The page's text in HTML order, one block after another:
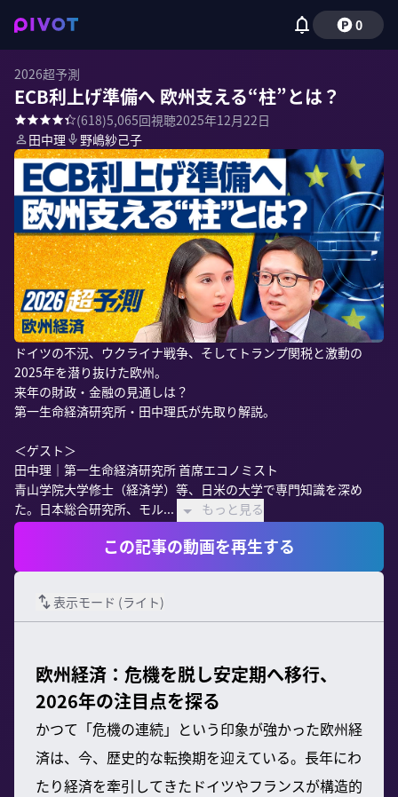
0
2026超予測
ECB利上げ準備へ 欧州支える“柱”とは？
(618)5,065回視聴2025年12月22日
田中理
野嶋紗己子
ドイツの不況、ウクライナ戦争、そしてトランプ関税と激動の
2025年を潜り抜けた欧州。
来年の財政・金融の見通しは？
第一生命経済研究所・田中理氏が先取り解説。
＜ゲスト＞
田中理｜第一生命経済研究所 首席エコノミスト
青山学院大学修士（経済学）等、日米の大学で専門知識を深め
た。日本総合研究所、モル...
もっと見る
この記事の動画を再生する
表示モード (ライト)
欧州経済：危機を脱し安定期へ移行、
2026年の注目点を探る
かつて「危機の連続」という印象が強かった欧州経
済は、今、歴史的な転換期を迎えている。長年にわ
たり経済を牽引してきたドイツやフランスが構造的